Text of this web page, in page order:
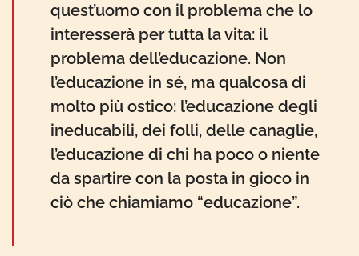
quest’uomo con il problema che lo
interesserà per tutta la vita: il
problema dell’educazione. Non
l’educazione in sé, ma qualcosa di
molto più ostico: l’educazione degli
ineducabili, dei folli, delle canaglie,
l’educazione di chi ha poco o niente
da spartire con la posta in gioco in
ciò che chiamiamo “educazione”.